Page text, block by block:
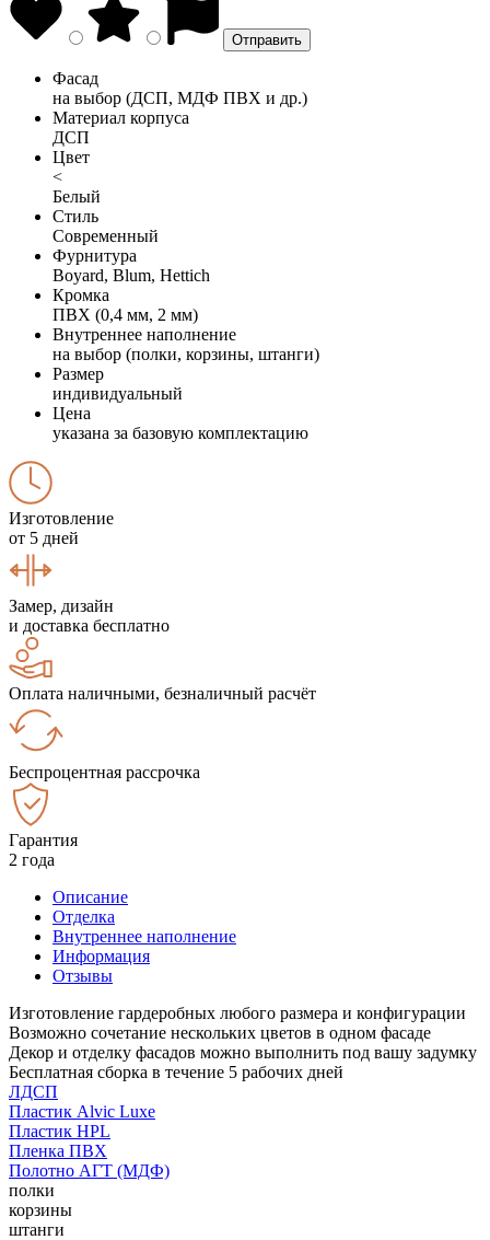
Фасад
на выбор (ДСП, МДФ ПВХ и др.)
Материал корпуса
ДСП
Цвет
<
Белый
Стиль
Современный
Фурнитура
Boyard, Blum, Hettich
Кромка
ПВХ (0,4 мм, 2 мм)
Внутреннее наполнение
на выбор (полки, корзины, штанги)
Размер
индивидуальный
Цена
указана за базовую комплектацию
Изготовление
от 5 дней
Замер, дизайн
и доставка бесплатно
Оплата наличными, безналичный расчёт
Беспроцентная рассрочка
Гарантия
2 года
Описание
Отделка
Внутреннее наполнение
Информация
Отзывы
Изготовление гардеробных любого размера и конфигурации
Возможно сочетание нескольких цветов в одном фасаде
Декор и отделку фасадов можно выполнить под вашу задумку
Бесплатная сборка в течение 5 рабочих дней
ЛДСП
Пластик Alvic Luxe
Пластик HPL
Пленка ПВХ
Полотно АГТ (МДФ)
полки
корзины
штанги